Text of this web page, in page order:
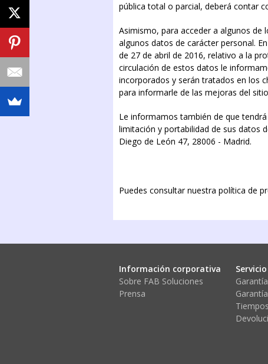
pública total o parcial, deberá contar
Asimismo, para acceder a algunos de
algunos datos de carácter personal.
de 27 de abril de 2016, relativo a la
circulación de estos datos le
incorporados y serán tratados en los
para informarle de las mejoras del
Le informamos también de que
limitación y portabilidad de sus datos
Diego de León 47, 28006 - Madrid.
Puedes consultar nuestra política de
Información corporativa
Sobre FAB Soluciones
Prensa